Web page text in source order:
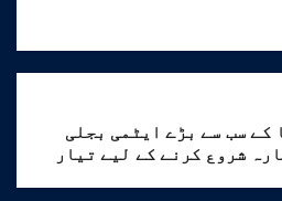
کے سب سے بڑے ایٹمی بجلی
شروع کرنے کے لیے تیار